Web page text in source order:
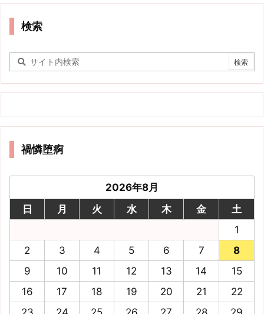
検索
禍憐堕痾
2026年8月
日
月 火 水 木 金
土
1
2
3 4 5 6 7
8
9
10 11 12 13 14
15
16
17 18 19 20 21
22